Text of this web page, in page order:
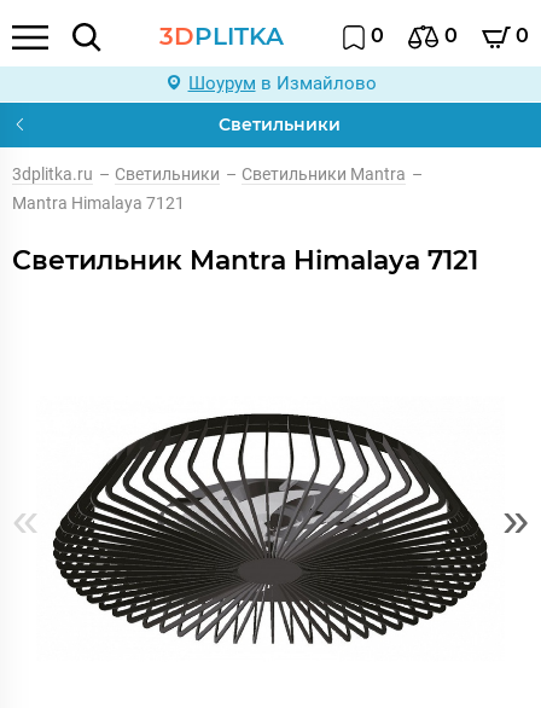
3DPLITKA 0 0 0
Шоурум в Измайлово
Светильники
3dplitka.ru – Светильники – Светильники Mantra –
Mantra Himalaya 7121
Светильник Mantra Himalaya 7121
« »